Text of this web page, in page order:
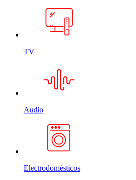
TV
Audio
Electrodomésticos